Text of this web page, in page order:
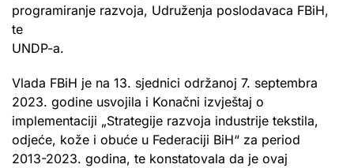
programiranje razvoja, Udruženja poslodavaca FBiH,
te
UNDP-a.
Vlada FBiH je na 13. sjednici održanoj 7. septembra
2023. godine usvojila i Konačni izvještaj o
implementaciji „Strategije razvoja industrije tekstila,
odjeće, kože i obuće u Federaciji BiH“ za period
2013-2023. godina, te konstatovala da je ovaj